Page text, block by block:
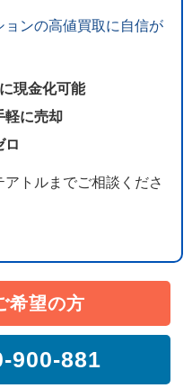
ンの高値買取に自信が
現金化可能
軽に売却
ロ
アトルまでご相談くださ
希望の方
900-881